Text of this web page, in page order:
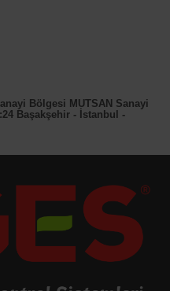
Bölgesi MUTSAN Sanayi
Başakşehir - İstanbul -